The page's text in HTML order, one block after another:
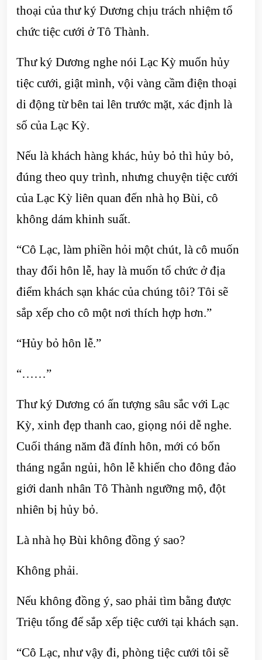
thoại của thư ký Dương chịu trách nhiệm tổ
chức tiệc cưới ở Tô Thành.
Thư ký Dương nghe nói Lạc Kỳ muốn hủy
tiệc cưới, giật mình, vội vàng cầm điện thoại
di động từ bên tai lên trước mặt, xác định là
số của Lạc Kỳ.
Nếu là khách hàng khác, hủy bỏ thì hủy bỏ,
đúng theo quy trình, nhưng chuyện tiệc cưới
của Lạc Kỳ liên quan đến nhà họ Bùi, cô
không dám khinh suất.
“Cô Lạc, làm phiền hỏi một chút, là cô muốn
thay đổi hôn lễ, hay là muốn tổ chức ở địa
điểm khách sạn khác của chúng tôi? Tôi sẽ
sắp xếp cho cô một nơi thích hợp hơn.”
“Hủy bỏ hôn lễ.”
“……”
Thư ký Dương có ấn tượng sâu sắc với Lạc
Kỳ, xinh đẹp thanh cao, giọng nói dễ nghe.
Cuối tháng năm đã đính hôn, mới có bốn
tháng ngắn ngủi, hôn lễ khiến cho đông đảo
giới danh nhân Tô Thành ngưỡng mộ, đột
nhiên bị hủy bỏ.
Là nhà họ Bùi không đồng ý sao?
Không phải.
Nếu không đồng ý, sao phải tìm bằng được
Triệu tổng để sắp xếp tiệc cưới tại khách sạn.
“Cô Lạc, như vậy đi, phòng tiệc cưới tôi sẽ